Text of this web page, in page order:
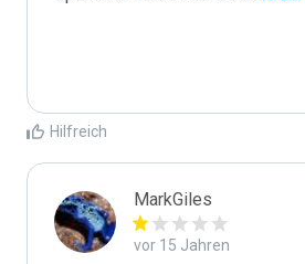
Hilfreich
MarkGiles
vor 15 Jahren